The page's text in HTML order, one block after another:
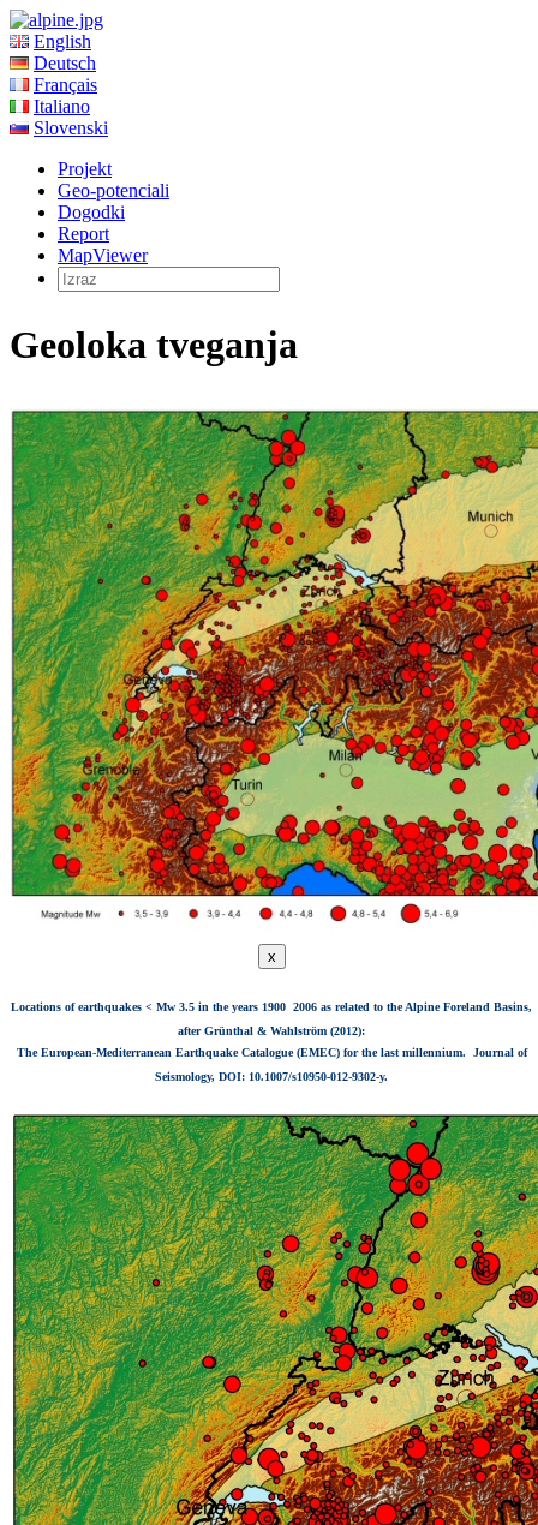
English
Deutsch
Français
Italiano
Slovenski
Projekt
Geo-potenciali
Dogodki
Report
MapViewer
Geoloka tveganja
x
Locations of earthquakes < Mw 3.5 in the years 1900  2006 as related to the Alpine Foreland Basins,
after Grünthal & Wahlström (2012):
The European-Mediterranean Earthquake Catalogue (EMEC) for the last millennium.  Journal of
Seismology, DOI: 10.1007/s10950-012-9302-y.